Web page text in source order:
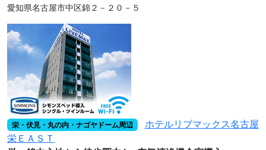
愛知県名古屋市中区錦２－２０－５
栄・伏見・丸の内・ナゴヤドーム周辺
ホテルリブマックス名古屋
栄ＥＡＳＴ